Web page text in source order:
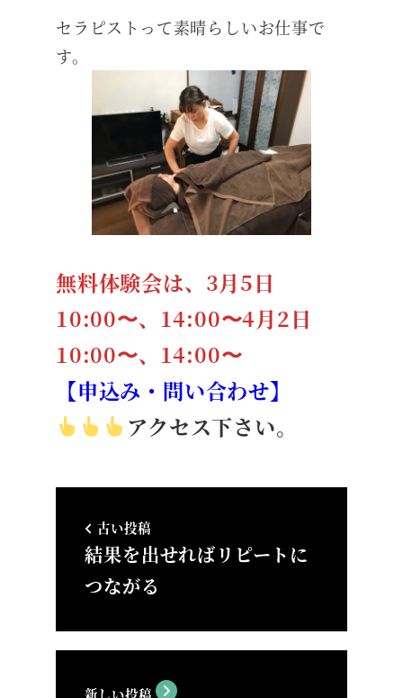
セラピストって素晴らしいお仕事で
す。
無料体験会は、3月5日
10:00〜、14:00〜4月2日
10:00〜、14:00〜
【申込み・問い合わせ】
アクセス下さい。
古い投稿
結果を出せればリピートに
つながる
新しい投稿